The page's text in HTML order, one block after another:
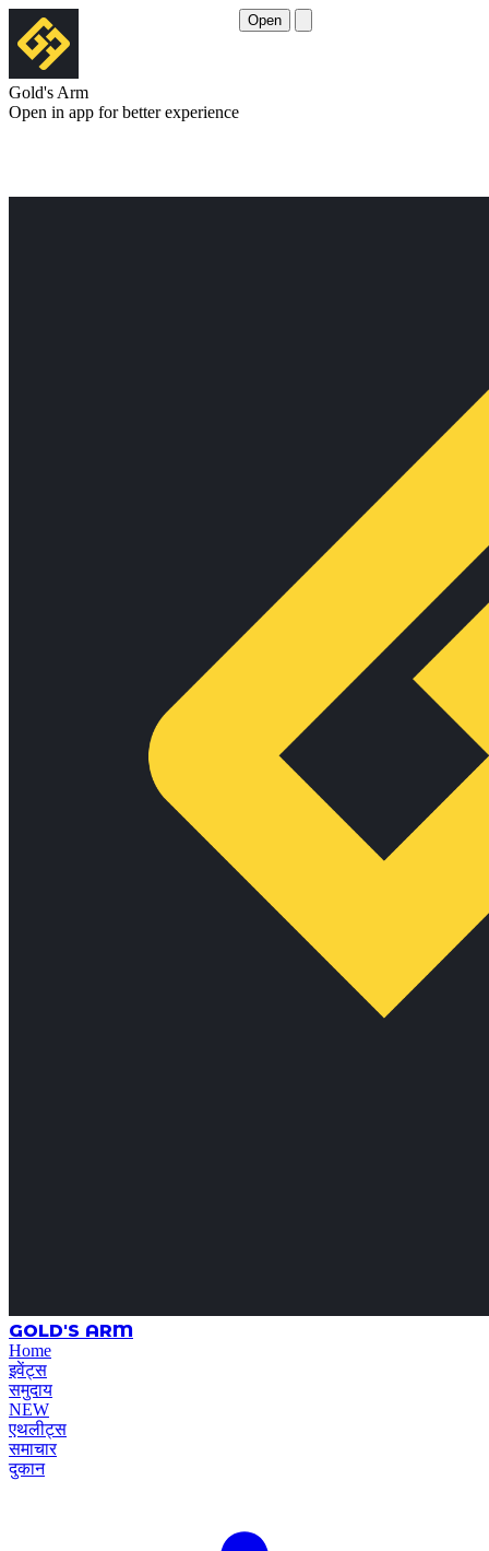
Gold's Arm
Open in app for better experience
Open
GOLD'S ARM
Home
इवेंट्स
समुदाय
NEW
एथलीट्स
समाचार
दुकान